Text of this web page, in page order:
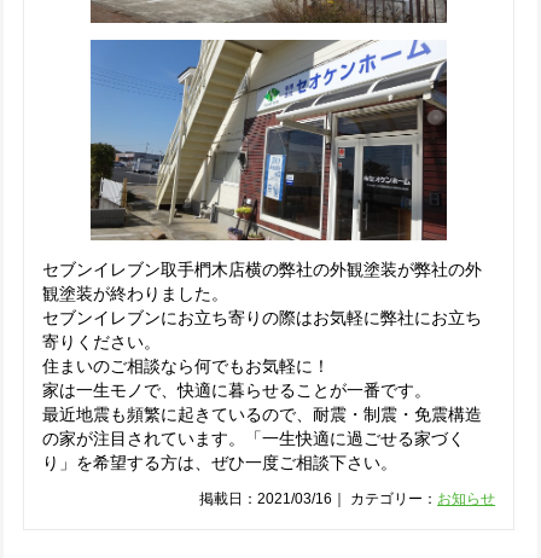
セブンイレブン取手椚木店横の弊社の外観塗装が弊社の外
観塗装が終わりました。
セブンイレブンにお立ち寄りの際はお気軽に弊社にお立ち
寄りください。
住まいのご相談なら何でもお気軽に！
家は一生モノで、快適に暮らせることが一番です。
最近地震も頻繁に起きているので、耐震・制震・免震構造
の家が注目されています。「一生快適に過ごせる家づく
り」を希望する方は、ぜひ一度ご相談下さい。
掲載日：2021/03/16｜ カテゴリー： お知らせ